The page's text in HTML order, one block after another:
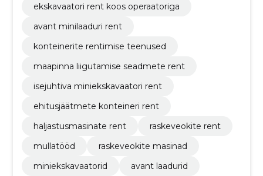
ekskavaatori rent koos operaatoriga
avant minilaaduri rent
konteinerite rentimise teenused
maapinna liigutamise seadmete rent
isejuhtiva miniekskavaatori rent
ehitusjäätmete konteineri rent
haljastusmasinate rent
raskeveokite rent
mullatööd
raskeveokite masinad
miniekskavaatorid
avant laadurid